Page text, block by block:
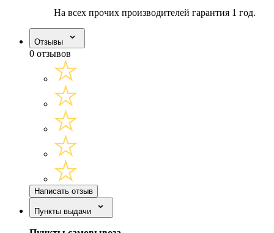
На всех прочих производителей гарантия 1 год.
Отзывы
0 отзывов
Написать отзыв
Пункты выдачи